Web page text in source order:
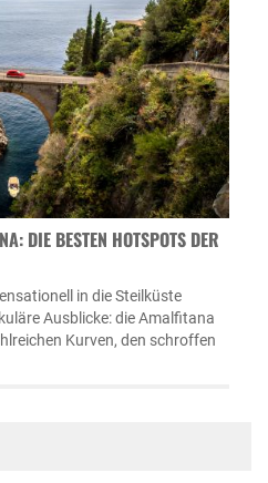
DIE BESTEN HOTSPOTS DER A
in die Steilküste
Ausblicke: die Amalfitana
Kurven, den schroffen